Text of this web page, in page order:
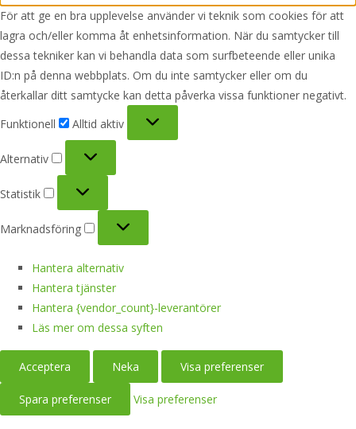
För att ge en bra upplevelse använder vi teknik som cookies för att
lagra och/eller komma åt enhetsinformation. När du samtycker till
dessa tekniker kan vi behandla data som surfbeteende eller unika
ID:n på denna webbplats. Om du inte samtycker eller om du
återkallar ditt samtycke kan detta påverka vissa funktioner negativt.
Funktionell
Alltid aktiv
Alternativ
Statistik
Marknadsföring
Hantera alternativ
Hantera tjänster
Hantera {vendor_count}-leverantörer
Läs mer om dessa syften
Acceptera Neka Visa preferenser
Spara preferenser Visa preferenser